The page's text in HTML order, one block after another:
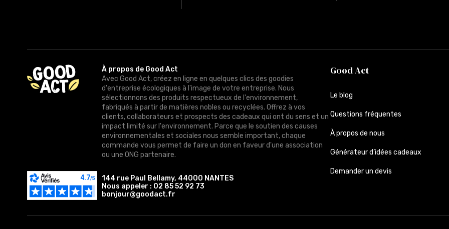
À propos de Good Act
Avec Good Act, créez en ligne en quelques clics des goodies
d'entreprise écologiques à l'image de votre entreprise. Nous
sélectionnons des produits respectueux de l'environnement,
fabriqués à partir de matières nobles ou recyclées. Offrez à vos
clients, collaborateurs et prospects des cadeaux qui ont du sens et un
impact limité sur l'environnement. Parce que le soutien des causes
environnementales et sociales nous semble important, chaque
commande vous permet de faire un don en faveur d'une association
ou une ONG partenaire.
144 rue Paul Bellamy, 44000 NANTES
Nous appeler : 02 85 52 92 73
bonjour@goodact.fr
Good Act
Le blog
Questions fréquentes
À propos de nous
Générateur d’idées cadeaux
Demander un devis